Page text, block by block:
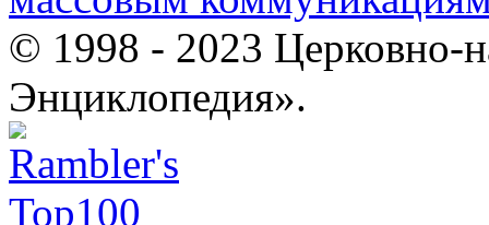
© 1998 - 2023 Церковно-
Энциклопедия».